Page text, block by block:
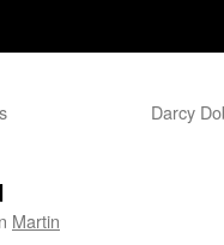
Darcy
Martin